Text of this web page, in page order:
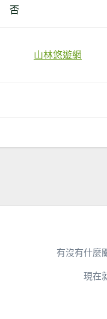
否
山林悠遊網
有沒有什麼
現在